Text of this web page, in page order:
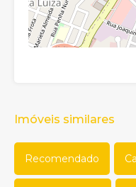
Imóveis similares
Recomendado